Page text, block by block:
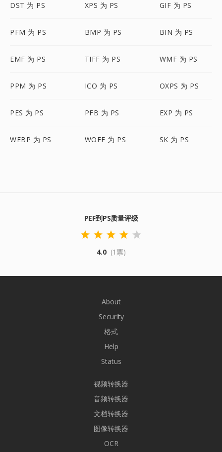
DST 为 PS XPS 为 PS GIF 为 PS
PFM 为 PS BMP 为 PS BIN 为 PS
EMF 为 PS TIFF 为 PS WMF 为 PS
PPM 为 PS ICO 为 PS OXPS 为 PS
PES 为 PS PFB 为 PS EXP 为 PS
WEBP 为 PS WOFF 为 PS SK 为 PS
PEF到PS质量评级
4.0 (1票)
About
Security
格式
Help
Status
视频转换器
音频转换器
文档转换器
图像转换器
OCR